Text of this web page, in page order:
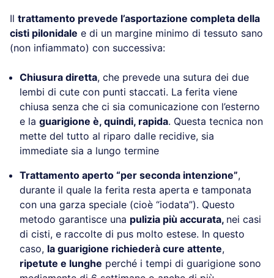
Il trattamento prevede l’asportazione completa della
cisti pilonidale e di un margine minimo di tessuto sano
(non infiammato) con successiva:
Chiusura diretta, che prevede una sutura dei due
lembi di cute con punti staccati. La ferita viene
chiusa senza che ci sia comunicazione con l’esterno
e la guarigione è, quindi, rapida. Questa tecnica non
mette del tutto al riparo dalle recidive, sia
immediate sia a lungo termine
Trattamento aperto “per seconda intenzione”,
durante il quale la ferita resta aperta e tamponata
con una garza speciale (cioè “iodata”). Questo
metodo garantisce una pulizia più accurata, nei casi
di cisti, e raccolte di pus molto estese. In questo
caso, la guarigione richiederà cure attente,
ripetute e lunghe perché i tempi di guarigione sono